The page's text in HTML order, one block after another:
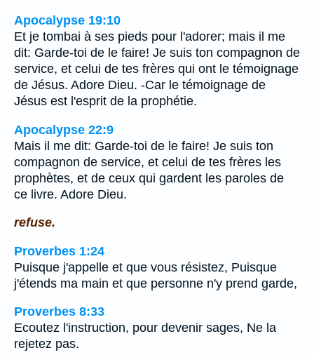
Apocalypse 19:10
Et je tombai à ses pieds pour l'adorer; mais il me
dit: Garde-toi de le faire! Je suis ton compagnon de
service, et celui de tes frères qui ont le témoignage
de Jésus. Adore Dieu. -Car le témoignage de
Jésus est l'esprit de la prophétie.
Apocalypse 22:9
Mais il me dit: Garde-toi de le faire! Je suis ton
compagnon de service, et celui de tes frères les
prophètes, et de ceux qui gardent les paroles de
ce livre. Adore Dieu.
refuse.
Proverbes 1:24
Puisque j'appelle et que vous résistez, Puisque
j'étends ma main et que personne n'y prend garde,
Proverbes 8:33
Ecoutez l'instruction, pour devenir sages, Ne la
rejetez pas.